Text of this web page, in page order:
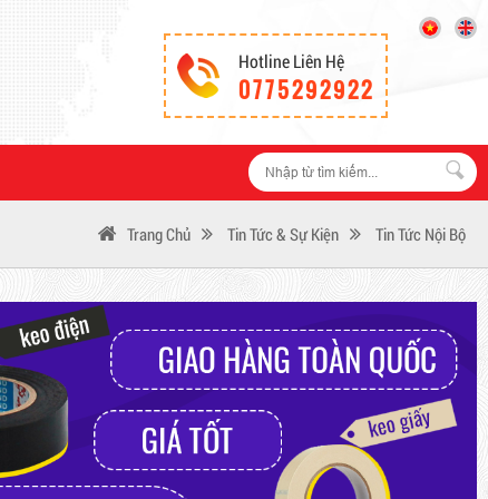
Hotline Liên Hệ
0775292922
Trang Chủ Tin Tức & Sự Kiện Tin Tức Nội Bộ